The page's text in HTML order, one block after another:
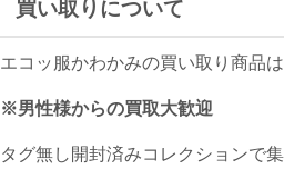
買い取りについて
エコッ服かわかみの買い取り商品
※男性様からの買取大歓迎
タグ無し開封済みコレクションで